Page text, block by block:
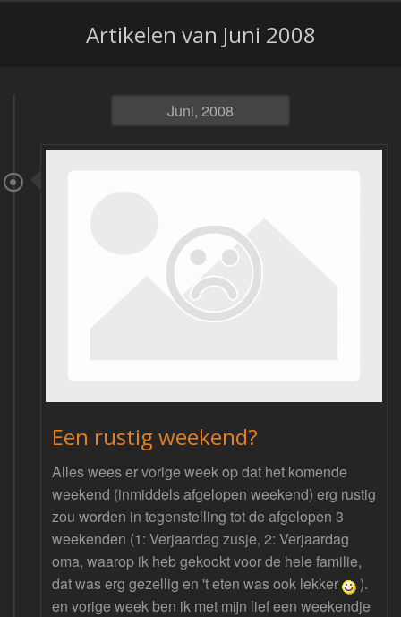
Artikelen van Juni 2008
Juni, 2008
Een rustig weekend?
Alles wees er vorige week op dat het komende
weekend (inmiddels afgelopen weekend) erg rustig
zou worden in tegenstelling tot de afgelopen 3
weekenden (1: Verjaardag zusje, 2: Verjaardag
oma, waarop ik heb gekookt voor de hele familie,
dat was erg gezellig en 't eten was ook lekker
).
en vorige week ben ik met mijn lief een weekendje